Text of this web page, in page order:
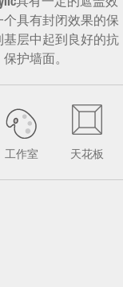
具有封闭效果的保
层中起到良好的抗
护墙面。
工作室 天花板